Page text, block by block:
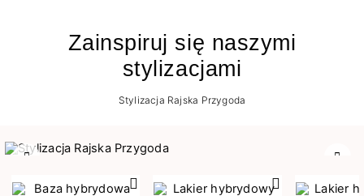
Zainspiruj się naszymi
stylizacjami
Stylizacja Rajska Przygoda